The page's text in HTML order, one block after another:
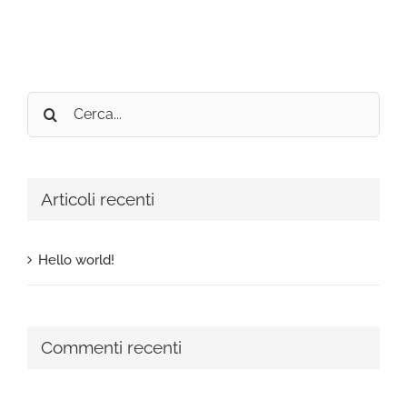
Cerca
per:
Articoli recenti
Hello world!
Commenti recenti